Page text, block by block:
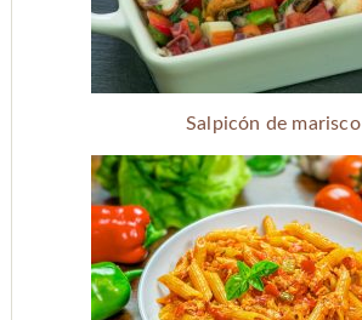
Salpicón de marisco